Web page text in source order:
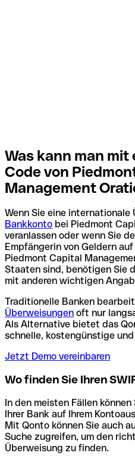
Was kann man mit
Code von
Management
Wenn Sie eine internationale
Bankkonto bei Piedmont
veranlassen oder wenn Sie
Empfängerin von Geldern
Piedmont Capital
Staaten sind, benötigen Sie
mit anderen wichtigen
Traditionelle Banken
Überweisungen oft nur
Als Alternative bietet das
schnelle, kostengünstige
Jetzt Demo vereinbaren
Wo finden Sie Ihren
In den meisten Fällen
Ihrer Bank auf Ihrem
Mit Qonto können Sie auch
Suche zugreifen, um den
Überweisung zu finden.